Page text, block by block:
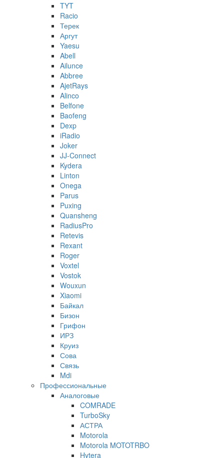
TYT
Racio
Терек
Аргут
Yaesu
Abell
Ailunce
Abbree
AjetRays
Alinco
Belfone
Baofeng
Dexp
iRadio
Joker
JJ-Connect
Kydera
Linton
Onega
Parus
Puxing
Quansheng
RadiusPro
Retevis
Rexant
Roger
Voxtel
Vostok
Wouxun
Xiaomi
Байкал
Бизон
Грифон
ИРЗ
Круиз
Сова
Связь
Mdi
Профессиональные
Аналоговые
COMRADE
TurboSky
АСТРА
Motorola
Motorola MOTOTRBO
Hytera